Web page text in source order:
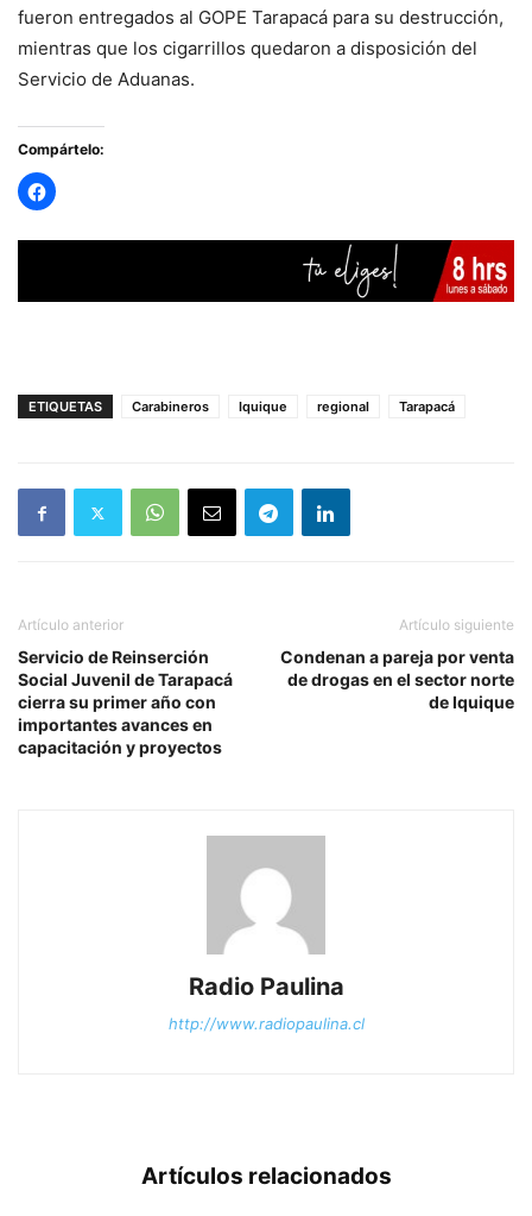
fueron entregados al GOPE Tarapacá para su destrucción,
mientras que los cigarrillos quedaron a disposición del
Servicio de Aduanas.
Compártelo:
ETIQUETAS Carabineros Iquique regional Tarapacá
Artículo anterior
Servicio de Reinserción
Social Juvenil de Tarapacá
cierra su primer año con
importantes avances en
capacitación y proyectos
Artículo siguiente
Condenan a pareja por venta
de drogas en el sector norte
de Iquique
Radio Paulina
http://www.radiopaulina.cl
Artículos relacionados